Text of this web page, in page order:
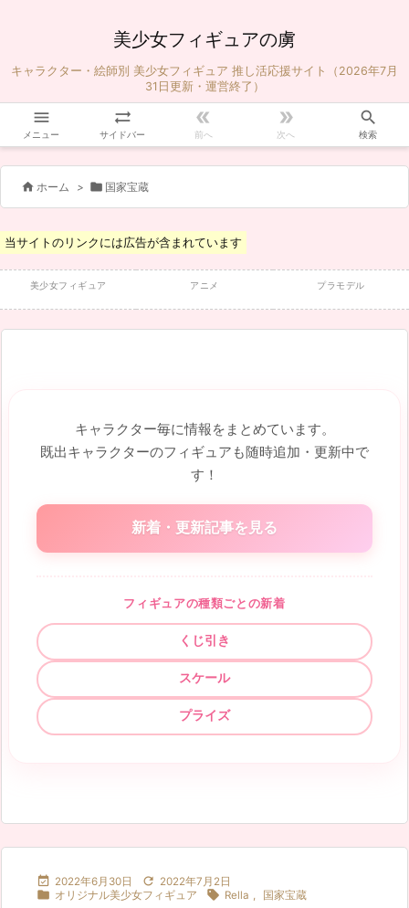
美少女フィギュアの虜
キャラクター・絵師別 美少女フィギュア 推し活応援サイト（2026年7月
31日更新・運営終了）

メニュー

サイドバー

前へ

次へ

検索
 ホーム >  国家宝蔵
当サイトのリンクには広告が含まれています
美少女フィギュア アニメ プラモデル
キャラクター毎に情報をまとめています。
既出キャラクターのフィギュアも随時追加・更新中で
す！
新着・更新記事を見る
フィギュアの種類ごとの新着
くじ引き
スケール
プライズ
 2022年6月30日  2022年7月2日
 オリジナル美少女フィギュア  Rella , 国家宝蔵